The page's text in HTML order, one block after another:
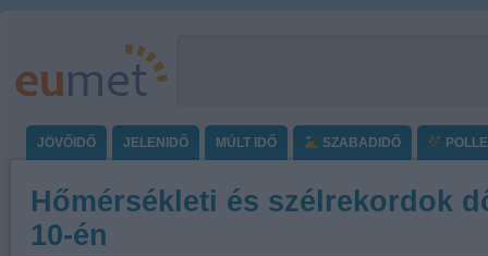
JÖVŐIDŐ JELENIDŐ MÚLT IDŐ SZABADIDŐ
Hőmérsékleti és szélrekordok
10-én